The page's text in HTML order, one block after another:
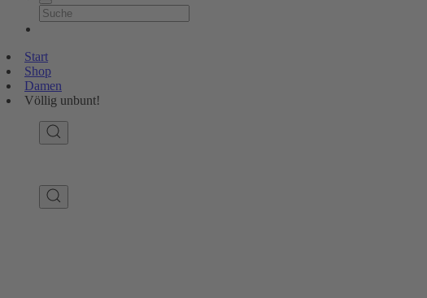
Start
Shop
Damen
Völlig unbunt!